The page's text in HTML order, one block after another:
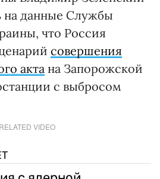
на данные Службы
что Россия
совершения
акта на Запорожской
с выбросом
RELATED VIDEO